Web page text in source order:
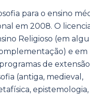
para o ensino
em 2008. O
Religioso (em
e em
de
(antiga, medieval,
epistemologia,